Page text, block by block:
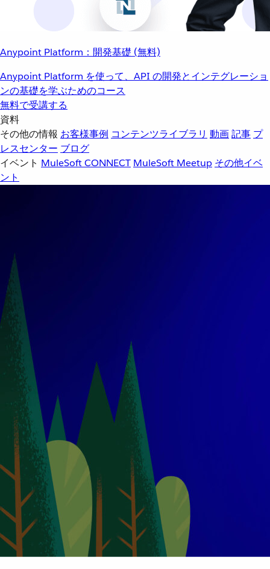
Anypoint Platform：開発基礎 (無料)
Anypoint Platform を使って、API の開発とインテグレーショ
ンの基礎を学ぶためのコース
無料で受講する
資料
その他の情報 お客様事例 コンテンツライブラリ 動画記事 プ
レスセンター ブログ
イベント MuleSoft CONNECT MuleSoft Meetup その他イベ
ント